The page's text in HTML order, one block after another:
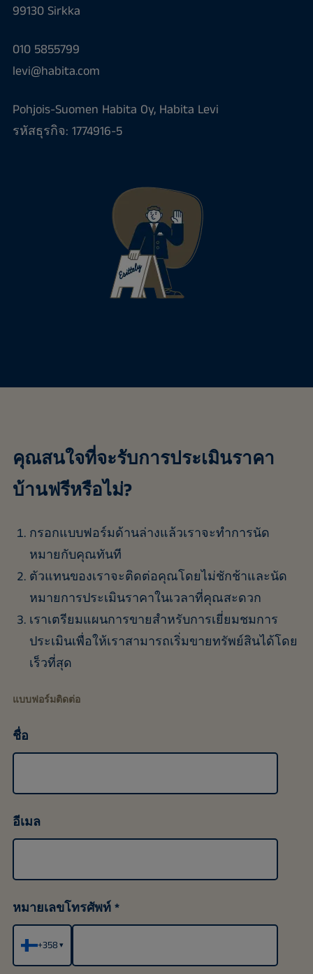
99130 Sirkka
010 5855799
levi@habita.com
Pohjois-Suomen Habita Oy, Habita Levi
รหัสธุรกิจ: 1774916-5
คุณสนใจที่จะรับการประเมินราคา
บ้านฟรีหรือไม่?
กรอกแบบฟอร์มด้านล่างแล้วเราจะทำการนัด
หมายกับคุณทันที
ตัวแทนของเราจะติดต่อคุณโดยไม่ชักช้าและนัด
หมายการประเมินราคาในเวลาที่คุณสะดวก
เราเตรียมแผนการขายสำหรับการเยี่ยมชมการ
ประเมินเพื่อให้เราสามารถเริ่มขายทรัพย์สินได้โดย
เร็วที่สุด
แบบฟอร์มติดต่อ
ชื่อ
อีเมล
หมายเลขโทรศัพท์
+358▾